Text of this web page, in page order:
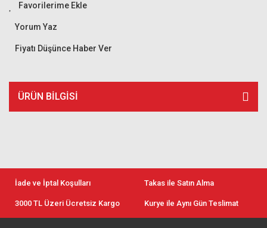
Yorum Yaz
Fiyatı Düşünce Haber Ver
ÜRÜN BILGISI
İade ve İptal Koşulları Takas ile Satın Alma
3000 TL Üzeri Ücretsiz Kargo Kurye ile Aynı Gün Teslimat